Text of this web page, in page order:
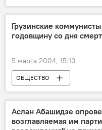
Грузинские
годовщину со дня
5 марта 2004, 15:10
ОБЩЕСТВО
Аслан Абашидзе
возглавляемая им